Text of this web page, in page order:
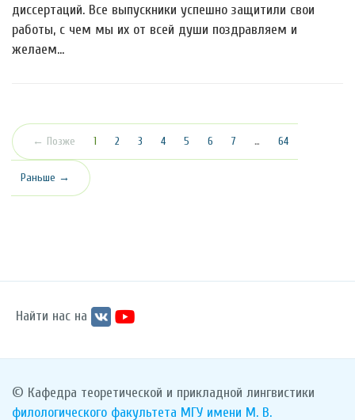
диссертаций. Все выпускники успешно защитили свои
работы, с чем мы их от всей души поздравляем и
желаем…
← Позже 1 (текущая)
2 3 4 5 6 7 … 64
Раньше →
Найти нас на
© Кафедра теоретической и прикладной лингвистики
филологического факультета МГУ имени М. В.